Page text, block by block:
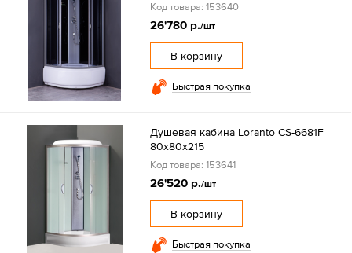
Код товара: 153640
26'780 р./шт
В корзину
Быстрая покупка
Душевая кабина Loranto CS-6681F
80х80х215
Код товара: 153641
26'520 р./шт
В корзину
Быстрая покупка